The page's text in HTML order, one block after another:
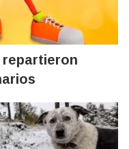
repartieron